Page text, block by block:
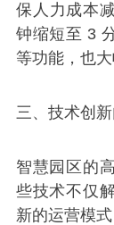
保人力成本
钟缩短至 3
等功能，也
三、技术创
智慧园区的
些技术不仅
新的运营模式